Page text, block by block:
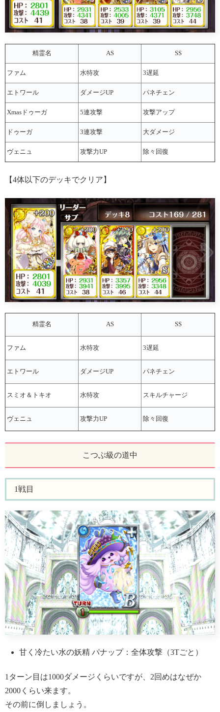
精霊名 AS SS
ファム 水特攻 3遅延
エトワール ダメージUP パネチェン
Xmasドゥーガ 5連攻撃 攻撃アップ
ドゥーガ 3連攻撃 大ダメージ
ヴェニュ 攻撃力UP 除々回復
【4体以下のデッキでクリア】
精霊名 AS SS
ファム 水特攻 3遅延
エトワール ダメージUP パネチェン
スミオ＆トキオ 水特攻 スキルチャージ
ヴェニュ 攻撃力UP 除々回復
こつぶ級の道中
1戦目
甘く冷たい水の妖精 パナップ：全体攻撃（3Tごと）
1ターン目は1000ダメージくらいですが、2回めはなぜか
2000くらい来ます。
その前に倒しましょう。